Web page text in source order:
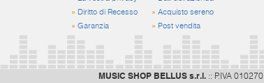
» Diritto di Recesso
» Garanzia
» Acquisto sereno
» Post vendita
MUSIC SHOP BELLUS s.r.l.:: P.IVA